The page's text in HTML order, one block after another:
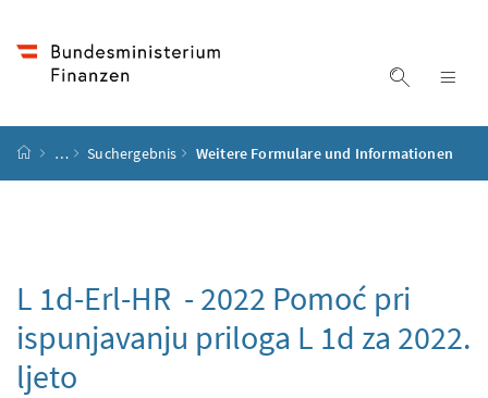
Suche
Startseite
… Suchergebnis Weitere Formulare und Informationen
L 1d-Erl-HR - 2022 Pomoć pri
ispunjavanju priloga L 1d za 2022.
ljeto